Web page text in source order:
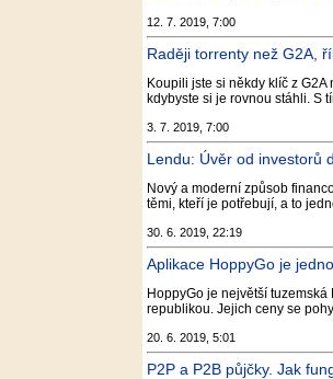
12. 7. 2019, 7:00
Raději torrenty než G2A,
Koupili jste si někdy klíč z
kdybyste si je rovnou stáhli. S
3. 7. 2019, 7:00
Lendu: Úvěr od investorů
Nový a moderní způsob
těmi, kteří je potřebují, a to
30. 6. 2019, 22:19
Aplikace HoppyGo je
HoppyGo je největší
republikou. Jejich ceny se
20. 6. 2019, 5:01
P2P a P2B půjčky. Jak